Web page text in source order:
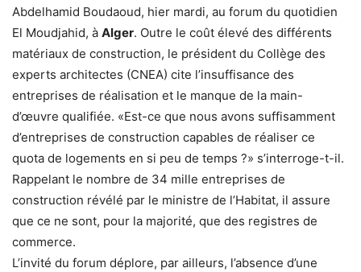
Abdelhamid Boudaoud, hier mardi, au forum du quotidien
El Moudjahid, à Alger. Outre le coût élevé des différents
matériaux de construction, le président du Collège des
experts architectes (CNEA) cite l’insuffisance des
entreprises de réalisation et le manque de la main-
d’œuvre qualifiée. «Est-ce que nous avons suffisamment
d’entreprises de construction capables de réaliser ce
quota de logements en si peu de temps ?» s’interroge-t-il.
Rappelant le nombre de 34 mille entreprises de
construction révélé par le ministre de l’Habitat, il assure
que ce ne sont, pour la majorité, que des registres de
commerce.
L’invité du forum déplore, par ailleurs, l’absence d’une